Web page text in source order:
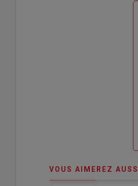
VOUS AIMEREZ AUSSI